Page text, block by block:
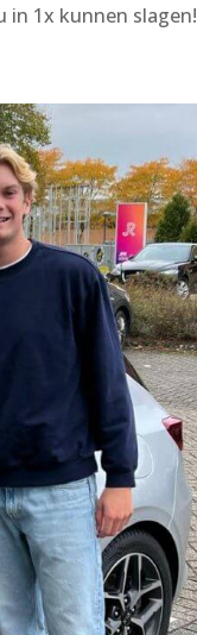
in 1x kunnen slagen!